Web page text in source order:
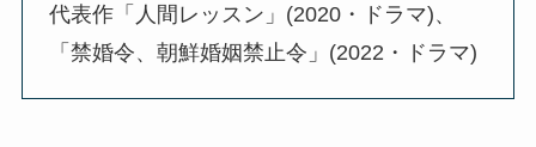
代表作「人間レッスン」(2020・ドラマ)、
「禁婚令、朝鮮婚姻禁止令」(2022・ドラマ)